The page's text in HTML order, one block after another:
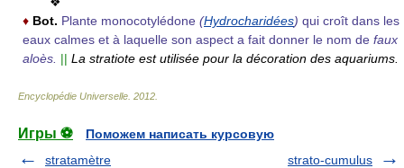
♦ Bot. Plante monocotylédone (Hydrocharidées) qui croît dans les
eaux calmes et à laquelle son aspect a fait donner le nom de faux
aloès. || La stratiote est utilisée pour la décoration des aquariums.
Encyclopédie Universelle 2012
Игры ⚽
Поможем написать курсовую
stratamètre
strato-cumulus